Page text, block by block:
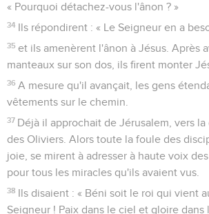
« Pourquoi détachez-vous l'ânon ? »
34 Ils répondirent : « Le Seigneur en a
35 et ils amenèrent l'ânon à Jésus. Après
manteaux sur son dos, ils firent monter
36 A mesure qu'il avançait, les gens
vêtements sur le chemin.
37 Déjà il approchait de Jérusalem, vers
des Oliviers. Alors toute la foule des
joie, se mirent à adresser à haute voix
pour tous les miracles qu'ils avaient vus.
38 Ils disaient : « Béni soit le roi qui vient
Seigneur ! Paix dans le ciel et gloire dans